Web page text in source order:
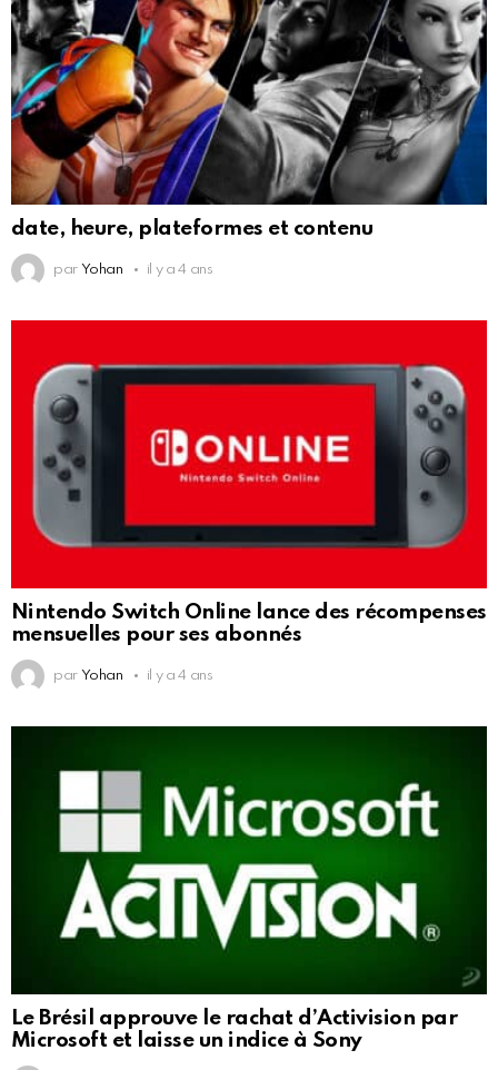
date, heure, plateformes et contenu
par Yohan il y a 4 ans
Nintendo Switch Online lance des récompenses
mensuelles pour ses abonnés
par Yohan il y a 4 ans
Le Brésil approuve le rachat d’Activision par
Microsoft et laisse un indice à Sony